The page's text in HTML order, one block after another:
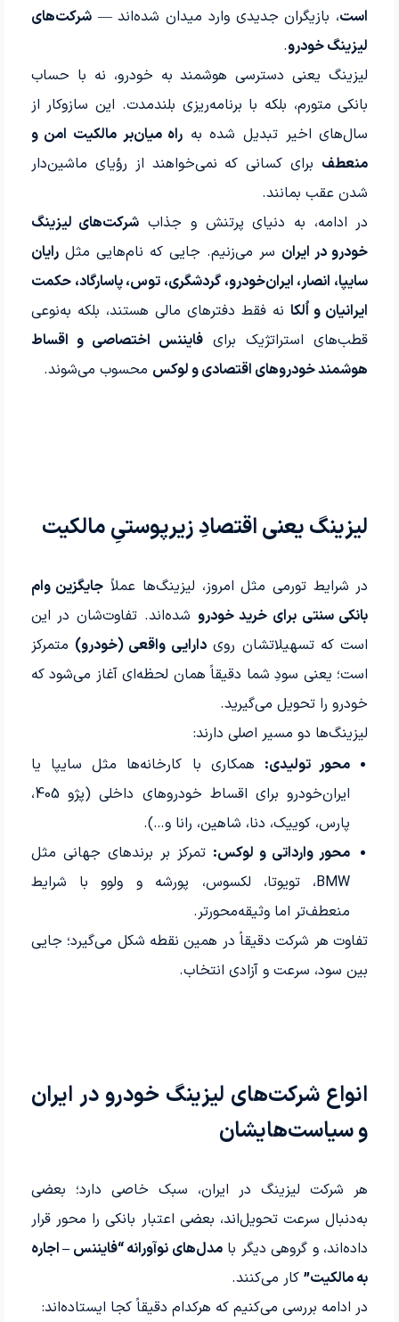
است، بازیگران جدیدی وارد میدان شده‌اند —شرکت‌های
لیزینگ خودرو.
لیزینگ یعنی دسترسی هوشمند به خودرو، نه با حساب
بانکی متورم، بلکه با برنامه‌ریزی بلندمدت. این سازوکار از
سال‌های اخیر تبدیل شده به راه میان‌بر مالکیت امن و
منعطف برای کسانی که نمی‌خواهند از رؤیای ماشین‌دار
شدن عقب بمانند.
در ادامه، به دنیای پرتنش و جذاب شرکت‌های لیزینگ
خودرو در ایران سر می‌زنیم. جایی که نام‌هایی مثلرایان
سایپا، انصار، ایران‌خودرو، گردشگری، توس، پاسارگاد، حکمت
ایرانیان و اُلکانه فقط دفترهای مالی هستند، بلکه به‌نوعی
قطب‌های استراتژیک برای فایننس اختصاصی و اقساط
هوشمند خودروهای اقتصادی و لوکس محسوب می‌شوند.
لیزینگ یعنی اقتصادِ زیرپوستیِ مالکیت
در شرایط تورمی مثل امروز، لیزینگ‌ها عملاً جایگزین وام
بانکی سنتی برای خرید خودرو شده‌اند. تفاوت‌شان در این
است که تسهیلاتشان رویدارایی واقعی (خودرو) متمرکز
است؛ یعنی سودِ شما دقیقاً همان لحظه‌ای آغاز می‌شود که
خودرو را تحویل می‌گیرید.
لیزینگ‌ها دو مسیر اصلی دارند:
محور تولیدی: همکاری با کارخانه‌ها مثل سایپا یا
ایران‌خودرو برای اقساط خودروهای داخلی (پژو 405،
پارس، کوییک، دنا، شاهین، رانا و…).
محور وارداتی و لوکس: تمرکز بر برندهای جهانی مثل
BMW، تویوتا، لکسوس، پورشه و ولوو با شرایط
منعطف‌تر اما وثیقه‌محورتر.
تفاوت هر شرکت دقیقاً در همین نقطه شکل می‌گیرد؛ جایی
بین سود، سرعت و آزادی انتخاب.
انواع شرکت‌های لیزینگ خودرو در ایران
و سیاست‌هایشان
هر شرکت لیزینگ در ایران، سبک خاصی دارد؛ بعضی
به‌دنبال سرعت تحویل‌اند، بعضی اعتبار بانکی را محور قرار
داده‌اند، و گروهی دیگر بامدل‌های نوآورانه “فایننس – اجاره
به مالکیت”کار می‌کنند.
در ادامه بررسی می‌کنیم که هرکدام دقیقاً کجا ایستاده‌اند: